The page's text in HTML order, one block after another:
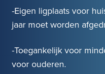
-Eigen ligplaats voor
jaar moet worden
-Toegankelijk voor
voor ouderen.